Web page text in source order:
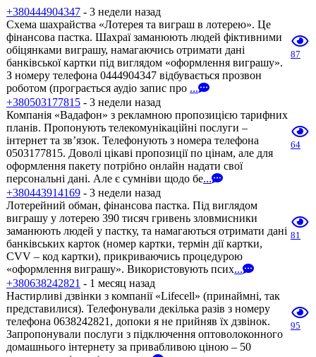
+380444904347 - 3 недели назад
Схема шахрайства «Лотерея та виграш в лотерею». Це
фінансова пастка. Шахраї заманюють людей фіктивними
обіцянками виграшу, намагаючись отримати дані
банківської картки під виглядом «оформлення виграшу».
З номеру телефона 0444904347 відбувається прозвон
роботом (програється аудіо запис про ...
87
+380503177815 - 3 недели назад
Компанія «Вадафон» з рекламною пропозицією тарифних
планів. Пропонують телекомунікаційні послуги –
інтернет та зв’язок. Телефонують з номера телефона
0503177815. Доволі цікаві пропозиції по цінам, але для
оформлення пакету потрібно онлайн надати свої
персональні дані. Але є сумніви щодо бе...
64
+380443914169 - 3 недели назад
Лотерейний обман, фінансова пастка. Під виглядом
виграшу у лотерею 390 тисяч гривень зловмисники
заманюють людей у пастку, та намагаються отримати дані
банківських карток (номер картки, термін дії картки,
CVV – код картки), прикриваючись процедурою
«оформлення виграшу». Використовують псих...
81
+380638242821 - 1 месяц назад
Настирливі дзвінки з компанії «Lifecell» (принаймні, так
представилися). Телефонували декілька разів з номеру
телефона 0638242821, допоки я не прийняв їх дзвінок.
Запропонували послуги з підключення оптоволоконного
домашнього інтернету за привабливою ціною – 50
95